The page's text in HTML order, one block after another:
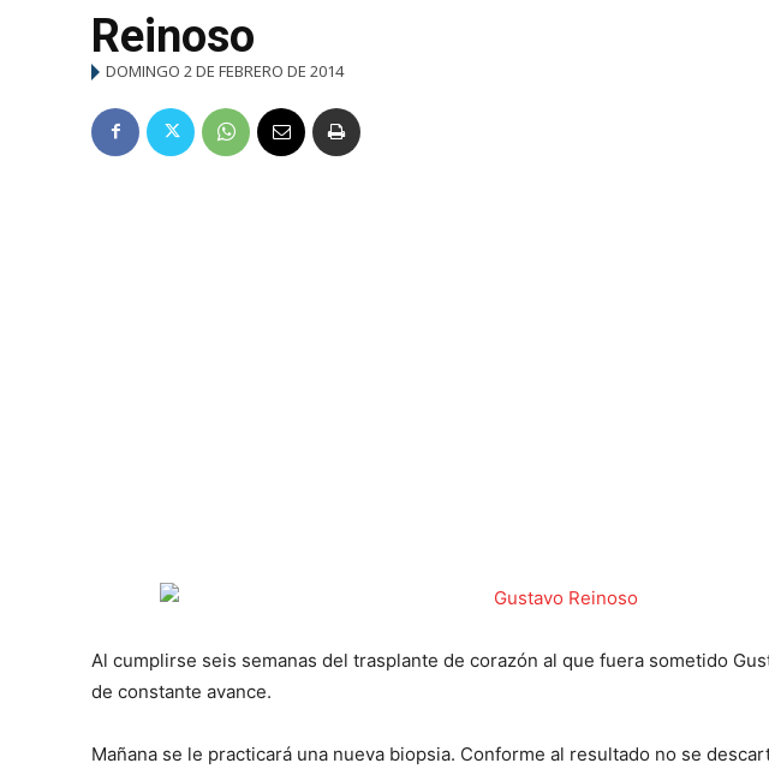
Reinoso
DOMINGO 2 DE FEBRERO DE 2014
Al cumplirse seis semanas del trasplante de corazón al que fuera sometido
de constante avance.
Mañana se le practicará una nueva biopsia. Conforme al resultado no se